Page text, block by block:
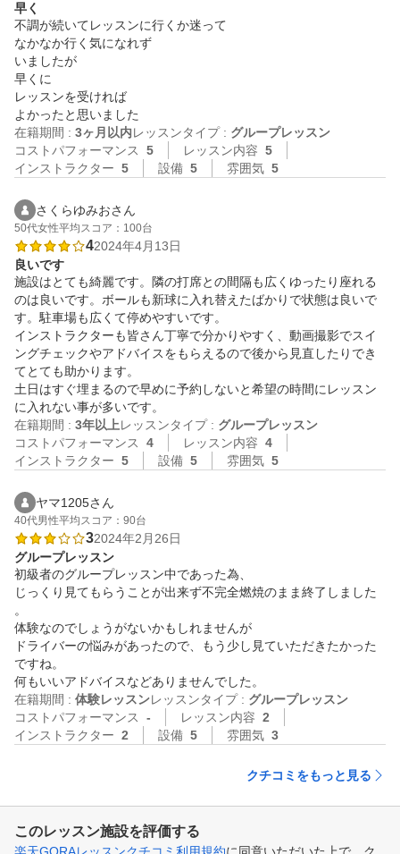
早く
不調が続いてレッスンに行くか迷って
なかなか行く気になれず
いましたが
早くに
レッスンを受ければ
よかったと思いました
在籍期間 : 3ヶ月以内レッスンタイプ : グループレッスン
コストパフォーマンス
5 レッスン内容 5
インストラクター 5 設備 5 雰囲気 5
さくらゆみおさん
50代女性平均スコア：100台
42024年4月13日
良いです
施設はとても綺麗です。隣の打席との間隔も広くゆったり座れる
のは良いです。ボールも新球に入れ替えたばかりで状態は良いで
す。駐車場も広くて停めやすいです。
インストラクターも皆さん丁寧で分かりやすく、動画撮影でスイ
ングチェックやアドバイスをもらえるので後から見直したりでき
てとても助かります。
土日はすぐ埋まるので早めに予約しないと希望の時間にレッスン
在籍期間 : 3年以上レッスンタイプ : グループレッスン
コストパフォーマンス
4 レッスン内容 4
インストラクター 5 設備 5 雰囲気 5
ヤマ1205さん
40代男性平均スコア：90台
32024年2月26日
グループレッスン
初級者のグループレッスン中であった為、
じっくり見てもらうことが出来ず不完全燃焼のまま終了しました
。
体験なのでしょうがないかもしれませんが
ドライバーの悩みがあったので、もう少し見ていただきたかった
ですね。
何もいいアドバイスなどありませんでした。
在籍期間 : 体験レッスンレッスンタイプ : グループレッスン
コストパフォーマンス
- レッスン内容 2
インストラクター 2 設備 5 雰囲気 3
クチコミをもっと見る
このレッスン施設を評価する